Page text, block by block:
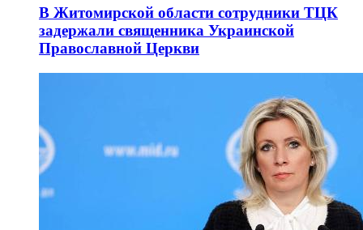
В Житомирской области сотрудники ТЦК
задержали священника Украинской
Православной Церкви